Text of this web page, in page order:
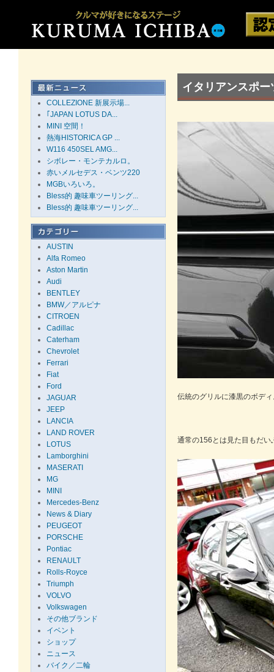
COLLEZIONE 新展示場...
｢JAPAN LOTUS DA...
MINI 空間！
熱海HISTORICA GP ...
W116 450SEL AMG...
シボレー・モンテカルロ。
赤いメルセデス・ベンツ220
MGBいろいろ。
Bless的 趣味車ツーリング...
Bless的 趣味車ツーリング...
AUSTIN
Alfa Romeo
Aston Martin
Audi
BENTLEY
BMW／アルピナ
CITROEN
Cadillac
Caterham
Chevrolet
Ferrari
Fiat
Ford
JAGUAR
JEEP
LANCIA
LAND ROVER
LOTUS
Lamborghini
MASERATI
MG
MINI
Mercedes-Benz
News & Diary
PEUGEOT
PORSCHE
Pontiac
RENAULT
Rolls-Royce
Triumph
VOLVO
Volkswagen
その他ブランド
イベント
ショップ
ニュース
バイク／二輪
イタリアンスポ
伝統のグリルに漆黒のボデ
通常の156とは見た目もだい